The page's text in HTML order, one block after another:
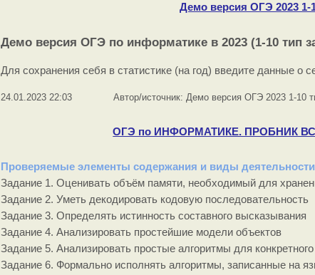
Демо версия ОГЭ 2023 1-
Демо версия ОГЭ по информатике в 2023 (1-10 тип
Для сохранения себя в статистике (на год) введите данные о
24.01.2023 22:03 Автор/источник: Демо версия ОГЭ 2023 1-10
ОГЭ по ИНФОРМАТИКЕ. ПРОБНИК
Проверяемые элементы содержания и виды деятельности
Задание 1. Оценивать объём памяти, необходимый для
Задание 2. Уметь декодировать кодовую последовательность
Задание 3. Определять истинность составного высказывания
Задание 4. Анализировать простейшие модели объектов
Задание 5. Анализировать простые алгоритмы для
Задание 6. Формально исполнять алгоритмы, записанные на